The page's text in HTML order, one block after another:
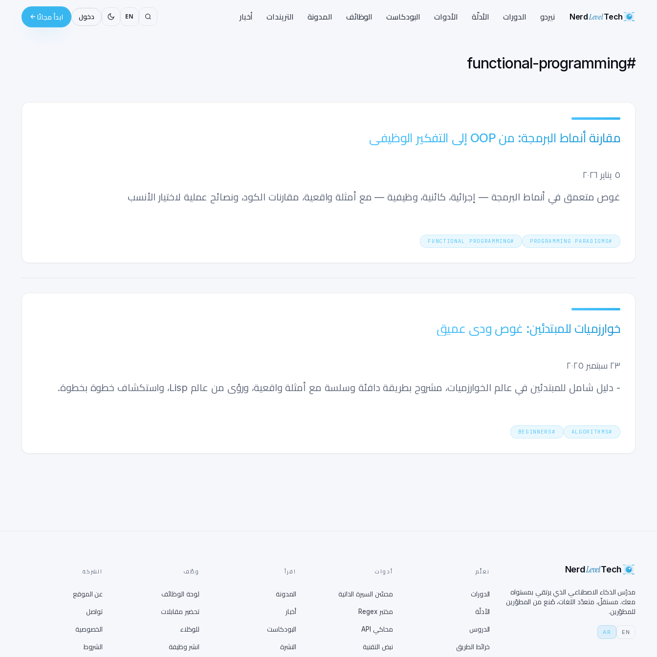
NerdLevelTech نيردو الدورات الأدلّة الأدوات البودكاست الوظائف المدونة التريندات أخبار EN دخول ابدأ مجانًا
#
functional-programming
مقارنة أنماط البرمجة: من OOP إلى التفكير الوظيفي
٥ يناير ٢٠٢٦
غوص متعمق في أنماط البرمجة — إجرائية، كائنية، وظيفية — مع أمثلة واقعية، مقارنات الكود، ونصائح عملية لاختيار الأنسب
#
PROGRAMMING PARADIGMS
#
FUNCTIONAL PROGRAMMING
خوارزميات للمبتدئين: غوص ودي عميق
٢٣ سبتمبر ٢٠٢٥
- دليل شامل للمبتدئين في عالم الخوارزميات، مشروح بطريقة دافئة وسلسة مع أمثلة واقعية، ورؤى من عالم Lisp، واستكشاف خطوة بخطوة.
#
ALGORITHMS
#
BEGINNERS
NerdLevelTech
مدرّس الذكاء الاصطناعي الذي يرتقي بمستواه
معك. مستقلّ، متعدّد اللغات، صُنع من المطوّرين
للمطوّرين.
EN
AR
تعلَّم
الدورات
الأدلّة
الدروس
خرائط الطريق
أدوات
محسّن السيرة الذاتية
مختبر Regex
محاكي API
نبض التقنية
اقرأ
المدونة
أخبار
البودكاست
النشرة
وظّف
لوحة الوظائف
تحضير مقابلات
للوكلاء
انشر وظيفة
الشركة
عن الموقع
تواصل
الخصوصية
الشروط